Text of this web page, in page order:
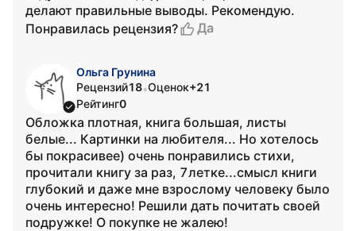
делают правильные выводы. Рекомендую.
Понравилась рецензия?
Да
Ольга Грунина
Рецензий18•Оценок+21
Рейтинг0
Обложка плотная, книга большая, листы
белые... Картинки на любителя... Но хотелось
бы покрасивее) очень понравились стихи,
прочитали книгу за раз, 7летке...смысл книги
глубокий и даже мне взрослому человеку было
очень интересно! Решили дать почитать своей
подружке! О покупке не жалею!